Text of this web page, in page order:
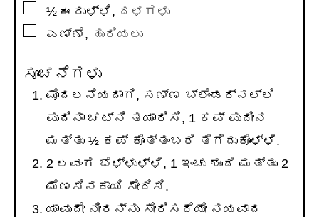
▢½ ಈರುಳ್ಳಿ, ದಳಗಳು
▢ಎಣ್ಣೆ, ಹುರಿಯಲು
ಸೂಚನೆಗಳು
ಮೊದಲನೆಯದಾಗಿ, ಸಣ್ಣ ಬ್ಲೆಂಡರ್ನಲ್ಲಿ
ಪುದಿನಾ ಚಟ್ನಿ ತಯಾರಿಸಿ, 1 ಕಪ್ ಪುದೀನ
ಮತ್ತು ½ ಕಪ್ ಕೊತ್ತಂಬರಿ ತೆಗೆದುಕೊಳ್ಳಿ.
2 ಲವಂಗ ಬೆಳ್ಳುಳ್ಳಿ, 1 ಇಂಚು ಶುಂಠಿ ಮತ್ತು 2
ಮೆಣಸಿನಕಾಯಿ ಸೇರಿಸಿ.
ಯಾವುದೇ ನೀರನ್ನು ಸೇರಿಸದೆಯೇ ನಯವಾದ